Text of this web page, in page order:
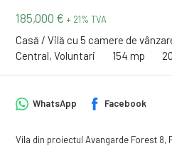
185,000 € + 21% TVA
Casă / Vilă cu 5 camere de
Central, Voluntari
154 mp
WhatsApp Facebook
Vila din proiectul Avangarde Forest 8,